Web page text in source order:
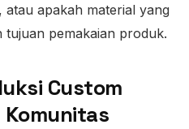
apakah material yang
tujuan pemakaian produk.
Custom